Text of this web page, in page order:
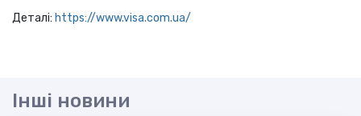
Деталі: https://www.visa.com.ua/
Інші новини